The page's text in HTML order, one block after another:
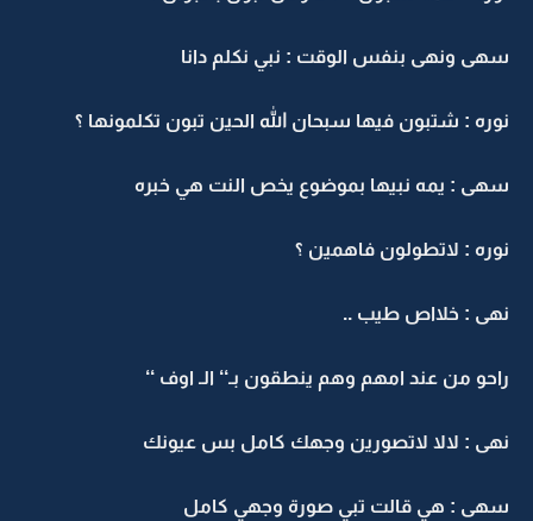
ونهى بنفس الوقت : نبي نكلم دانا
: شتبون فيها سبحان الله الحين تبون تكلمونها ؟
: يمه نبيها بموضوع يخص النت هي خبره
: لاتطولون فاهمين ؟
: خلااص طيب ..
من عند امهم وهم ينطقون بـ‘‘ الـ اوف ‘‘
: لالا لاتصورين وجهك كامل بس عيونك
: هي قالت تبي صورة وجهي كامل